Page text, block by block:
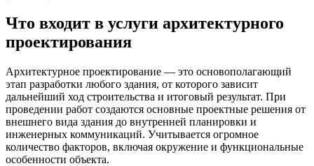
Что входит в услуги архитектурного
проектирования
Архитектурное проектирование — это основополагающий
этап разработки любого здания, от которого зависит
дальнейший ход строительства и итоговый результат. При
проведении работ создаются основные проектные решения от
внешнего вида здания до внутренней планировки и
инженерных коммуникаций. Учитывается огромное
количество факторов, включая окружение и функциональные
особенности объекта.